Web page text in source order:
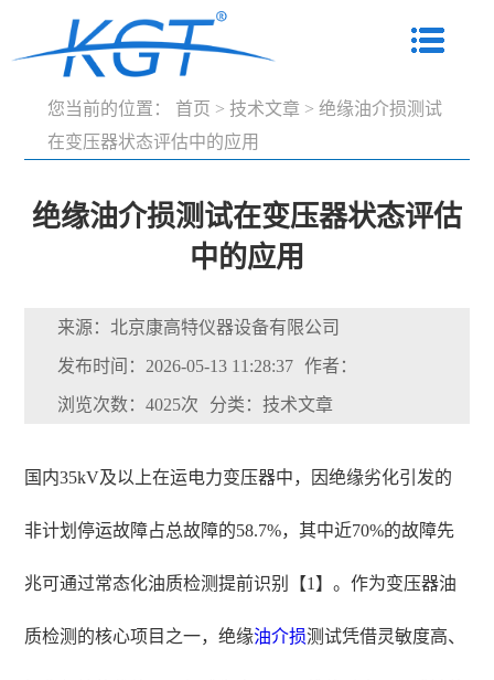
您当前的位置： 首页 > 技术文章 > 绝缘油介损测试
在变压器状态评估中的应用
绝缘油介损测试在变压器状态评估
中的应用
来源：北京康高特仪器设备有限公司
发布时间：2026-05-13 11:28:37 作者：
浏览次数：4025次 分类：技术文章
国内35kV及以上在运电力变压器中，因绝缘劣化引发的
非计划停运故障占总故障的58.7%，其中近70%的故障先
兆可通过常态化油质检测提前识别【1】。作为变压器油
质检测的核心项目之一，绝缘油介损测试凭借灵敏度高、